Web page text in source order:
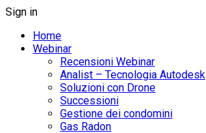
Sign in
Home
Webinar
Recensioni Webinar
Analist – Tecnologia Autodesk
Soluzioni con Drone
Successioni
Gestione dei condomini
Gas Radon